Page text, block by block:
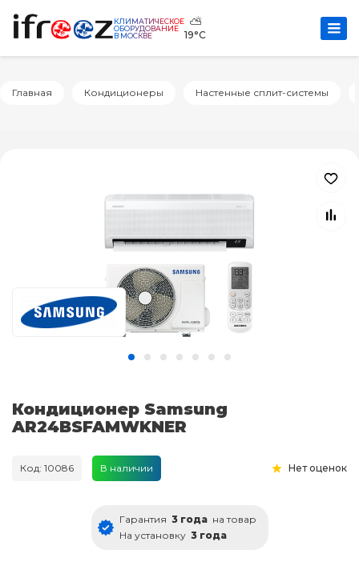
КЛИМАТИЧЕСКОЕ
ОБОРУДОВАНИЕ
В МОСКВЕ
⛅
19°C
Главная Кондиционеры Настенные сплит-системы
Кондиционер Samsung
AR24BSFAMWKNER
Код: 10086 В наличии Нет оценок
Гарантия 3 года на товар
На установку 3 года